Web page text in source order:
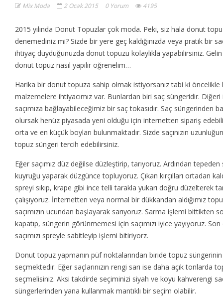
Mix Moda 2 Ocak 2015 0 Yorum 4195
2015 yılında Donut Topuzlar çok moda. Peki, siz hala donut
denemediniz mi? Sizde bir yere geç kaldığınızda veya pratik bir
ihtiyaç duyduğunuzda donut topuzu kolaylıkla yapabilirsiniz.
donut topuz nasıl yapılır öğrenelim…
Harika bir donut topuza sahip olmak istiyorsanız tabi ki öncelikle
malzemelere ihtiyacımız var. Bunlardan biri saç süngeridir.
saçımıza bağlayabileceğimiz bir saç tokasıdır. Saç süngerinden
olursak henüz piyasada yeni olduğu için internetten sipariş
orta ve en küçük boyları bulunmaktadır. Sizde saçınızın
topuz süngeri tercih edebilirsiniz.
Eğer saçımız düz değilse düzleştirip, tarıyoruz. Ardından tepeden
kuyruğu yaparak düzgünce topluyoruz. Çıkan kırçılları ortadan
spreyi sıkıp, krape gibi ince telli tarakla yukarı doğru düzelterek
çalışıyoruz. İnternetten veya normal bir dükkandan aldığımız
saçımızın ucundan başlayarak sarıyoruz. Sarma işlemi bittikten
kapatıp, süngerin görünmemesi için saçımızı iyice yayıyoruz.
saçımızı spreyle sabitleyip işlemi bitiriyorz.
Donut topuz yapmanın püf noktalarından biride topuz
seçmektedir. Eğer saçlarınızın rengi sarı ise daha açık tonlarda
seçmelisiniz. Aksi takdirde seçiminizi siyah ve koyu kahverengi
süngerlerinden yana kullanmak mantıklı bir seçim olabilir.